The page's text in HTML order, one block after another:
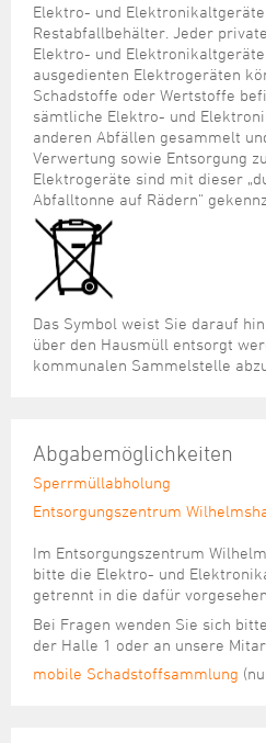
Elektro- und
Restabfallbehälter. Jeder
Elektro- und
ausgedienten Elektrogeräten
Schadstoffe oder Wertstoffe
sämtliche Elektro- und
anderen Abfällen gesammelt
Verwertung sowie Entsorgung
Elektrogeräte sind mit dieser
Abfalltonne auf Rädern“
Das Symbol weist Sie darauf
über den Hausmüll entsorgt
kommunalen Sammelstelle
Abgabemöglichkeiten
Sperrmüllabholung
Entsorgungszentrum
Im Entsorgungszentrum
bitte die Elektro- und
getrennt in die dafür
Bei Fragen wenden Sie sich
der Halle 1 oder an unsere
mobile Schadstoffsammlung